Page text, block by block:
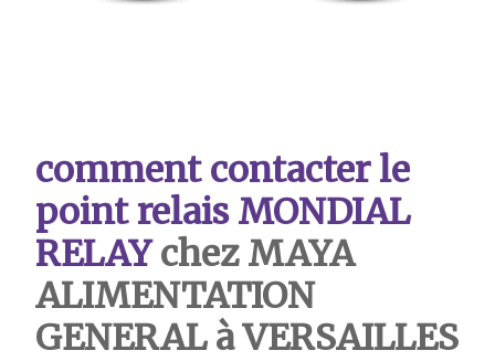
comment contacter le
point relais MONDIAL
RELAYchez MAYA
ALIMENTATION
GENERAL à VERSAILLES